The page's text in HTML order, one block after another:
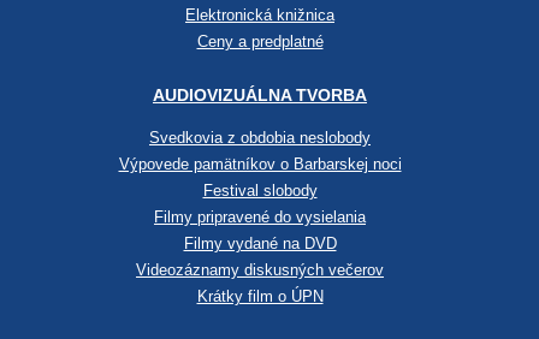
Elektronická knižnica
Ceny a predplatné
AUDIOVIZUÁLNA TVORBA
Svedkovia z obdobia neslobody
Výpovede pamätníkov o Barbarskej noci
Festival slobody
Filmy pripravené do vysielania
Filmy vydané na DVD
Videozáznamy diskusných večerov
Krátky film o ÚPN